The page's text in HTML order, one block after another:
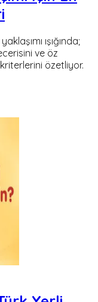
ışığında;
ve öz
özetliyor.